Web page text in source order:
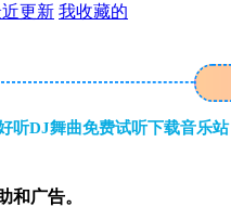
更新 我收藏的
听DJ舞曲免费试听下载音乐站
广告。